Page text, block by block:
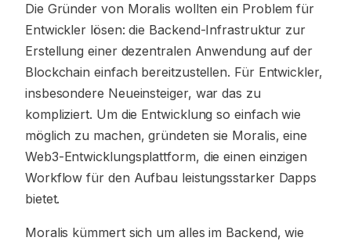
Die Gründer von Moralis wollten ein Problem für
Entwickler lösen: die Backend-Infrastruktur zur
Erstellung einer dezentralen Anwendung auf der
Blockchain einfach bereitzustellen. Für Entwickler,
insbesondere Neueinsteiger, war das zu
kompliziert. Um die Entwicklung so einfach wie
möglich zu machen, gründeten sie Moralis, eine
Web3-Entwicklungsplattform, die einen einzigen
Workflow für den Aufbau leistungsstarker Dapps
bietet.
Moralis kümmert sich um alles im Backend, wie